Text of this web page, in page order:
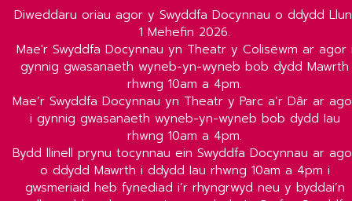
Diweddaru oriau agor y Swyddfa Docynnau o ddydd
1 Mehefin 2026.
Mae'r Swyddfa Docynnau yn Theatr y Colisëwm ar agor
gynnig gwasanaeth wyneb-yn-wyneb bob dydd Mawrth
rhwng 10am a 4pm.
Mae’r Swyddfa Docynnau yn Theatr y Parc a’r Dâr ar
i gynnig gwasanaeth wyneb-yn-wyneb bob dydd Iau
rhwng 10am a 4pm.
Bydd llinell prynu tocynnau ein Swyddfa Docynnau ar
o ddydd Mawrth i ddydd Iau rhwng 10am a 4pm i
gwsmeriaid heb fynediad i’r rhyngrwyd neu y byddai’n